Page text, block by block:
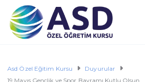
Asd Özel Eğitim Kursu
Duyurular
19 Mayıs Gençlik ve Spor Bayramı Kutlu Olsun